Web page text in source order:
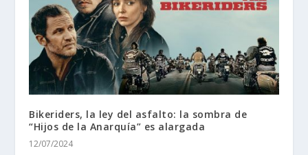
Bikeriders, la ley del asfalto: la sombra de
“Hijos de la Anarquía” es alargada
12/07/2024